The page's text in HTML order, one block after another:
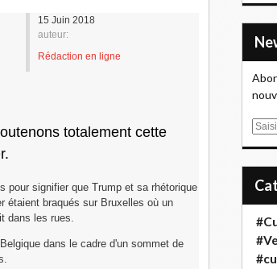
15 Juin 2018
auteur:
Rédaction en ligne
totalement cette
pour signifier que Trump et sa rhétorique
étaient braqués sur Bruxelles où un
dans les rues.
dans le cadre d'un sommet de
E